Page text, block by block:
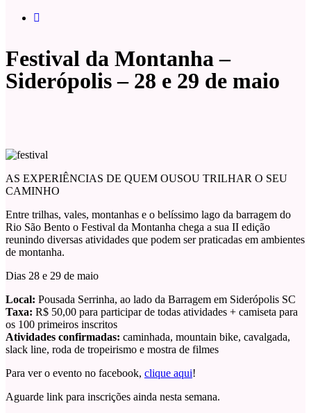
Festival da Montanha –
Siderópolis – 28 e 29 de maio
AS EXPERIÊNCIAS DE QUEM OUSOU TRILHAR O SEU
CAMINHO
Entre trilhas, vales, montanhas e o belíssimo lago da barragem do
Rio São Bento o Festival da Montanha chega a sua II edição
reunindo diversas atividades que podem ser praticadas em ambientes
de montanha.
Dias 28 e 29 de maio
Local: Pousada Serrinha, ao lado da Barragem em Siderópolis SC
Taxa: R$ 50,00 para participar de todas atividades + camiseta para
os 100 primeiros inscritos
Atividades confirmadas: caminhada, mountain bike, cavalgada,
slack line, roda de tropeirismo e mostra de filmes
Para ver o evento no facebook, clique aqui!
Aguarde link para inscrições ainda nesta semana.